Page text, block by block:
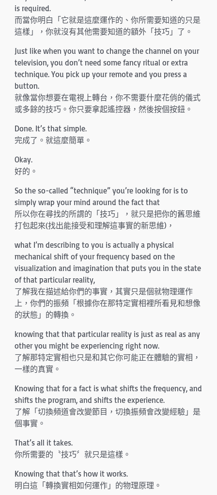
is required.
而當你明白「它就是這麼運作的、你所需要知道的只是
這樣」，你就沒有其他需要知道的額外「技巧」了。
Just like when you want to change the channel on your
television, you don’t need some fancy ritual or extra
technique. You pick up your remote and you press a
button.
就像當你想要在電視上轉台，你不需要什麼花俏的儀式
或多餘的技巧。你只要拿起遙控器，然後按個按鈕。
Done. It’s that simple.
完成了。就這麼簡單。
Okay.
好的。
So the so-called “technique” you’re looking for is to
simply wrap your mind around the fact that
所以你在尋找的所謂的「技巧」，就只是把你的舊思維
打包起來(找出能接受和理解這事實的新思維)，
what I’m describing to you is actually a physical
mechanical shift of your frequency based on the
visualization and imagination that puts you in the state
of that particular reality,
了解我在描述給你們的事實，其實只是個就物理運作
上，你們的振頻「根據你在那特定實相裡所看見和想像
的狀態」的轉換。
knowing that that particular reality is just as real as any
other you might be experiencing right now.
了解那特定實相也只是和其它你可能正在體驗的實相，
一樣的真實。
Knowing that for a fact is what shifts the frequency, and
shifts the program, and shifts the experience.
了解「切換頻道會改變節目，切換振頻會改變經驗」是
個事實。
That’s all it takes.
你所需要的〝技巧〞就只是這樣。
Knowing that that’s how it works.
明白這「轉換實相如何運作」的物理原理。